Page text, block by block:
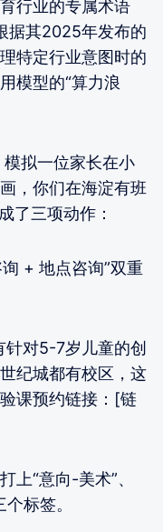
行业的专属术语
据其2025年发布的
特定行业意图时的
模型的“算力浪
拟一位家长在小
，你们在海淀有班
了三项动作：
+ 地点咨询”双重
针对5-7岁儿童的创
纪城都有校区，这
课预约链接：[链
上“意向-美术”、
标签。